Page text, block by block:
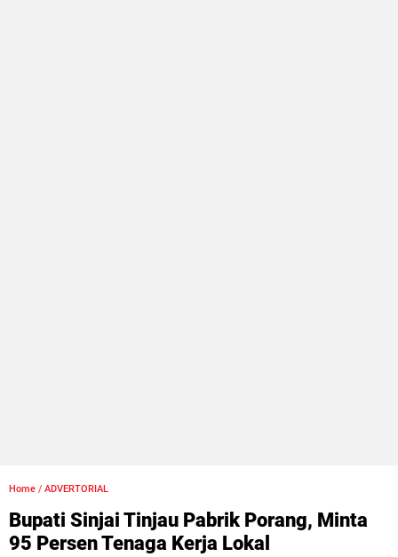
Home / ADVERTORIAL
Bupati Sinjai Tinjau Pabrik Porang, Minta
95 Persen Tenaga Kerja Lokal